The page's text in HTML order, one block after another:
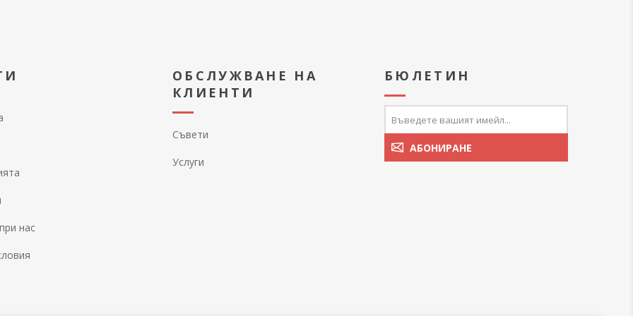
нас
ОБСЛУЖВАНЕ НА
КЛИЕНТИ
Съвети
Услуги
БЮЛЕТИН